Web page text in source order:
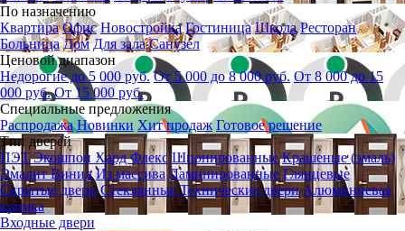
По назначению
Квартира Офис Новостройка Гостиница Школа Ресторан
Больница Дом Для зала Санузел
Ценовой диапазон
Недорогие до 5 000 руб. От 5 000 до 8 000 руб. От 8 000 до 15
000 руб. От 15 000 руб.
Специальные предложения
Распродажа Новинки Хит продаж Готовое решение
Тип дверей
ПЭТЭкошпон Хард Флекс Шпонированные Крашеные (эмаль)
ЭмалитВинил Из массива Ламинированные Глянцевые
Скрытые двери СтеклянныеТехнические двери Алюминиевая
кромка
Входные двери